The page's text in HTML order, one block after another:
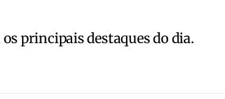
os principais destaques do dia.